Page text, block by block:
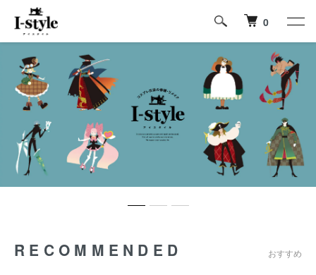
0
RECOMMENDED おすすめ